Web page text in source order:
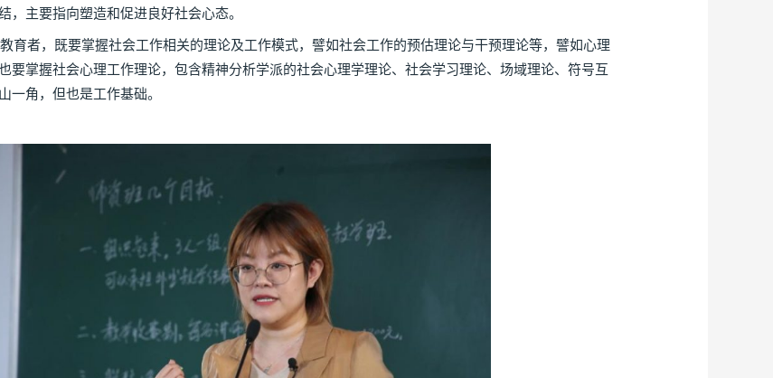
主要指向塑造和促进良好社会心态。
者，既要掌握社会工作相关的理论及工作模式，譬如社会工作的预估理论与干预理论等，譬如心理
要掌握社会心理工作理论，包含精神分析学派的社会心理学理论、社会学习理论、场域理论、符号互
角，但也是工作基础。